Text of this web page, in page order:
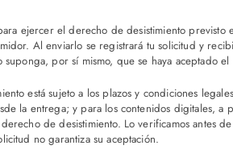
ejercer el derecho de desistimiento previsto
Al enviarlo se registrará tu solicitud y
por sí mismo, que se haya aceptado el
está sujeto a los plazos y condiciones
la entrega; y para los contenidos digitales, a
de desistimiento. Lo verificamos antes
no garantiza su aceptación.